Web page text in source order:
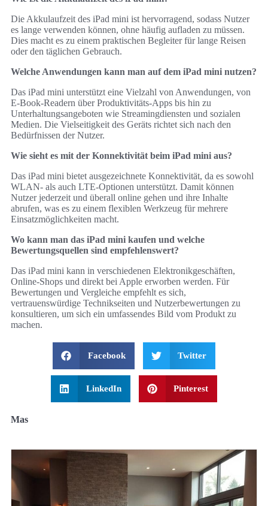
Die Akkulaufzeit des iPad mini ist hervorragend, sodass Nutzer
es lange verwenden können, ohne häufig aufladen zu müssen.
Dies macht es zu einem praktischen Begleiter für lange Reisen
oder den täglichen Gebrauch.
Welche Anwendungen kann man auf dem iPad mini nutzen?
Das iPad mini unterstützt eine Vielzahl von Anwendungen, von
E-Book-Readern über Produktivitäts-Apps bis hin zu
Unterhaltungsangeboten wie Streamingdiensten und sozialen
Medien. Die Vielseitigkeit des Geräts richtet sich nach den
Bedürfnissen der Nutzer.
Wie sieht es mit der Konnektivität beim iPad mini aus?
Das iPad mini bietet ausgezeichnete Konnektivität, da es sowohl
WLAN- als auch LTE-Optionen unterstützt. Damit können
Nutzer jederzeit und überall online gehen und ihre Inhalte
abrufen, was es zu einem flexiblen Werkzeug für mehrere
Einsatzmöglichkeiten macht.
Wo kann man das iPad mini kaufen und welche
Bewertungsquellen sind empfehlenswert?
Das iPad mini kann in verschiedenen Elektronikgeschäften,
Online-Shops und direkt bei Apple erworben werden. Für
Bewertungen und Vergleiche empfehlt es sich,
vertrauenswürdige Technikseiten und Nutzerbewertungen zu
konsultieren, um sich ein umfassendes Bild vom Produkt zu
machen.
Facebook Twitter
LinkedIn Pinterest
Mas